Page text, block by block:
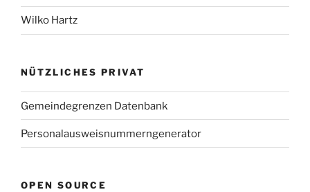
Wilko Hartz
NÜTZLICHES PRIVAT
Gemeindegrenzen Datenbank
Personalausweisnummerngenerator
OPEN SOURCE